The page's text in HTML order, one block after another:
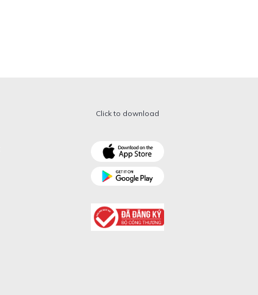
Click to download